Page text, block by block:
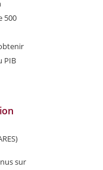
500
PIB
sur